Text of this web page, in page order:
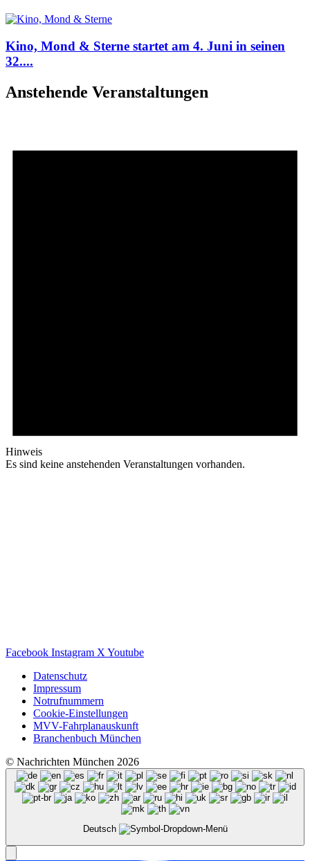
Kino, Mond & Sterne startet am 4. Juni in seinen
32....
Anstehende Veranstaltungen
Hinweis
Es sind keine anstehenden Veranstaltungen vorhanden.
Facebook Instagram X Youtube
Datenschutz
Impressum
Notrufnummern
Cookie-Einstellungen
MVV-Fahrplanauskunft
Branchenbuch München
© Nachrichten München 2026
Deutsch